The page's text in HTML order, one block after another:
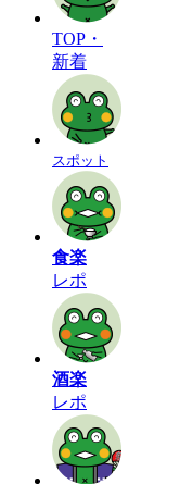
TOP・
新着
スポット
食楽
レポ
酒楽
レポ